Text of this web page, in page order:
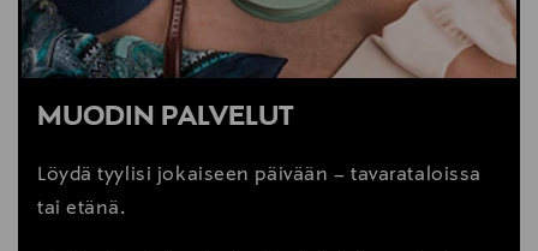
MUODIN PALVELUT
Löydä tyylisi jokaiseen päivään – tavarataloissa
tai etänä.